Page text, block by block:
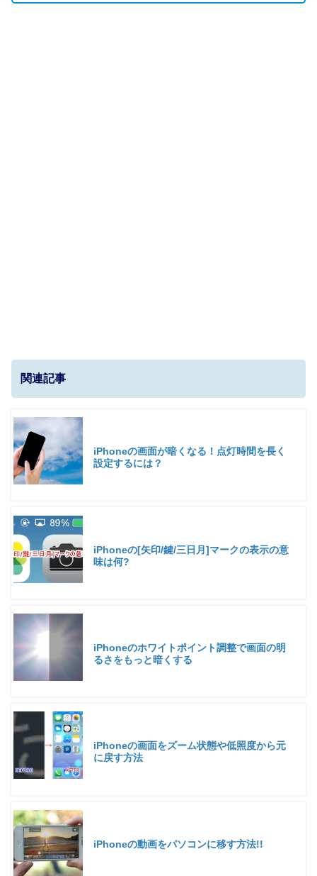
関連記事
iPhoneの画面が暗くなる！点灯時間を長く
設定するには？
iPhoneの[矢印/鍵/三日月]マークの表示の意
味は何?
iPhoneのホワイトポイント調整で画面の明
るさをもっと暗くする
iPhoneの画面をズーム状態や低照度から元
に戻す方法
iPhoneの動画をパソコンに移す方法!!